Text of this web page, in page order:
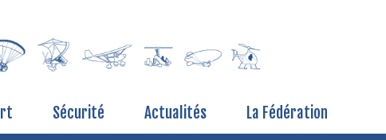
Sécurité Actualités La Fédération